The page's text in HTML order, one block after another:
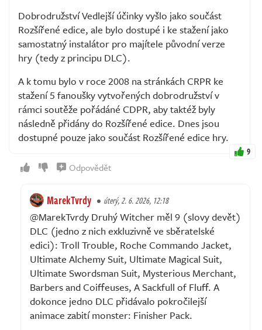
Dobrodružství Vedlejší účinky vyšlo jako součást
Rozšířené edice, ale bylo dostupé i ke stažení jako
samostatný instalátor pro majítele původní verze
hry (tedy z principu DLC).
A k tomu bylo v roce 2008 na stránkách CRPR ke
stažení 5 fanoušky vytvořených dobrodružství v
rámci soutěže pořádáné CDPR, aby taktéž byly
následně přidány do Rozšířené edice. Dnes jsou
dostupné pouze jako součást Rozšířené edice hry.
9
Odpovědět
MarekTvrdy úterý, 2. 6. 2026, 12:18
@MarekTvrdy Druhý Witcher měl 9 (slovy devět)
DLC (jedno z nich exkluzivně ve sběratelské
edici): Troll Trouble, Roche Commando Jacket,
Ultimate Alchemy Suit, Ultimate Magical Suit,
Ultimate Swordsman Suit, Mysterious Merchant,
Barbers and Coiffeuses, A Sackfull of Fluff. A
dokonce jedno DLC přidávalo pokročilejší
animace zabití monster: Finisher Pack.